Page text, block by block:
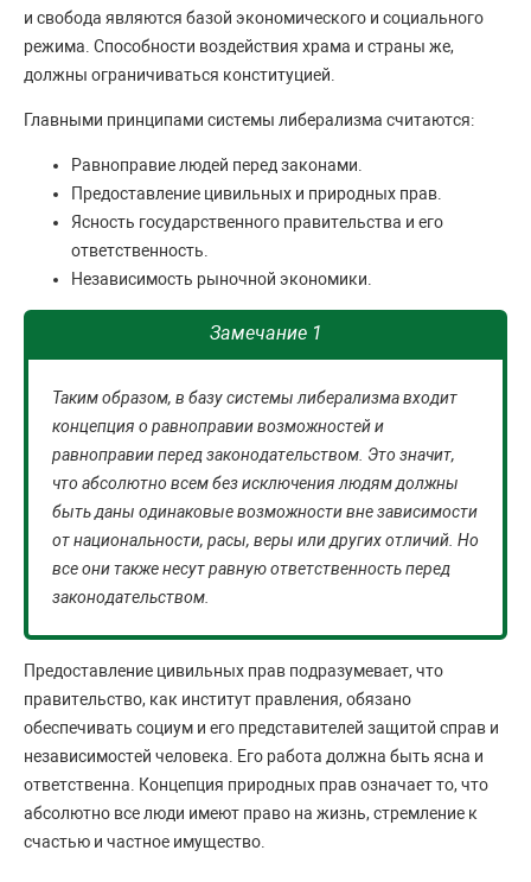
и свобода являются базой экономического и социального
режима. Способности воздействия храма и страны же,
должны ограничиваться конституцией.
Главными принципами системы либерализма считаются:
Равноправие людей перед законами.
Предоставление цивильных и природных прав.
Ясность государственного правительства и его
ответственность.
Независимость рыночной экономики.
Замечание 1
Таким образом, в базу системы либерализма входит
концепция о равноправии возможностей и
равноправии перед законодательством. Это значит,
что абсолютно всем без исключения людям должны
быть даны одинаковые возможности вне зависимости
от национальности, расы, веры или других отличий. Но
все они также несут равную ответственность перед
законодательством.
Предоставление цивильных прав подразумевает, что
правительство, как институт правления, обязано
обеспечивать социум и его представителей защитой справ и
независимостей человека. Его работа должна быть ясна и
ответственна. Концепция природных прав означает то, что
абсолютно все люди имеют право на жизнь, стремление к
счастью и частное имущество.